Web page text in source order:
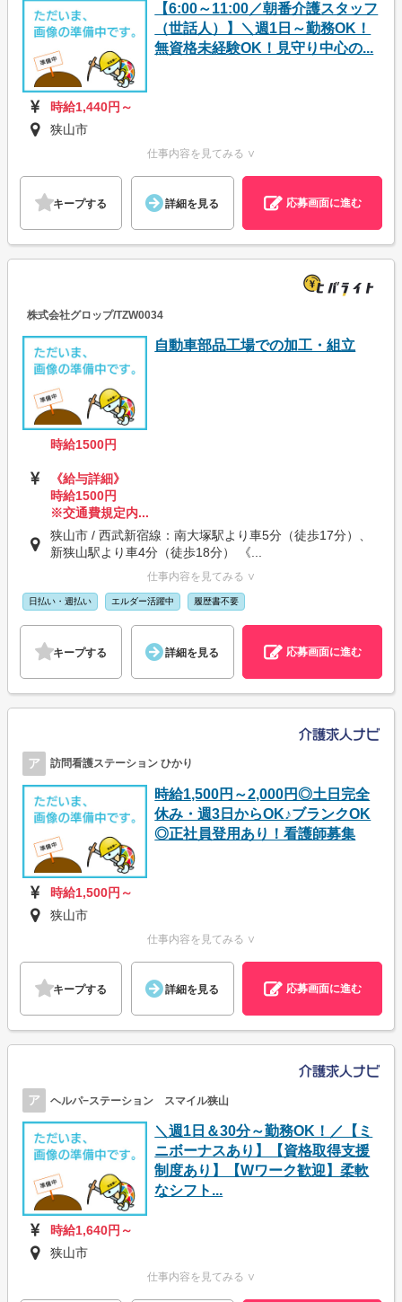
【6:00～11:00／朝番介護スタッフ
（世話人）】＼週1日～勤務OK！
無資格未経験OK！見守り中心の...
時給1,440円～
狭山市
仕事内容を見てみる ∨
キープする 詳細を見る 応募画面に進む
株式会社グロップ/TZW0034
自動車部品工場での加工・組立
時給1500円
《給与詳細》
時給1500円
※交通費規定内...
狭山市 / 西武新宿線：南大塚駅より車5分（徒歩17分）、
新狭山駅より車4分（徒歩18分） 《...
仕事内容を見てみる ∨
日払い・週払い エルダー活躍中 履歴書不要
キープする 詳細を見る 応募画面に進む
ア 訪問看護ステーション ひかり
時給1,500円～2,000円◎土日完全
休み・週3日からOK♪ブランクOK
◎正社員登用あり！看護師募集
時給1,500円～
狭山市
仕事内容を見てみる ∨
キープする 詳細を見る 応募画面に進む
ア ヘルパ−ステーション スマイル狭山
＼週1日＆30分～勤務OK！／【ミ
ニボーナスあり】【資格取得支援
制度あり】【Wワーク歓迎】柔軟
なシフト...
時給1,640円～
狭山市
仕事内容を見てみる ∨